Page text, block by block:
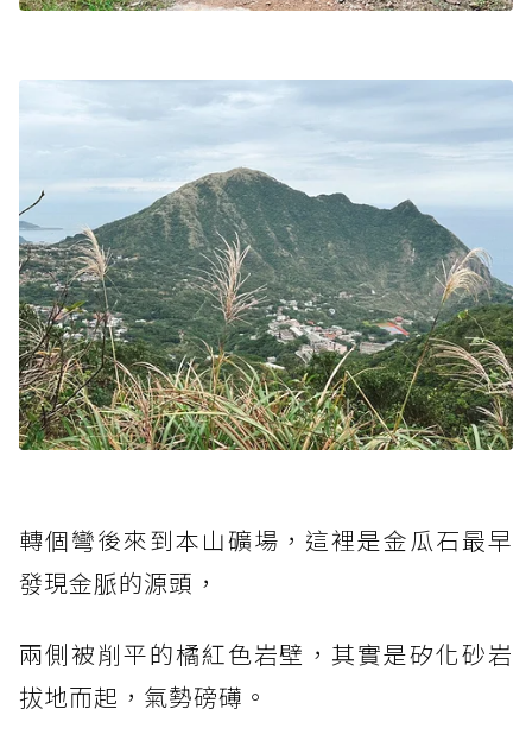
轉個彎後來到本山礦場，這裡是金瓜石最早
發現金脈的源頭，
兩側被削平的橘紅色岩壁，其實是矽化砂岩
拔地而起，氣勢磅礡。